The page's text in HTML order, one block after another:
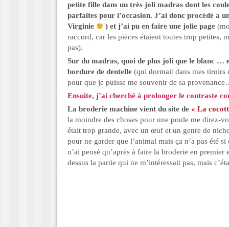
petite fille dans un très joli madras dont les
parfaites pour l’occasion. J’ai donc procédé a
Virginie
) et j’ai pu en faire une jolie page
raccord, car les pièces étaient toutes trop petites,
pas).
Sur du madras, quoi de plus joli que le blanc …
bordure de dentelle (qui dormait dans mes tiroirs
pour que je puisse me souvenir de sa
Ensuite, j’ai cherché à prolonger le contraste
La broderie machine vient du site de « La
la moindre des choses pour une poule me direz-
était trop grande, avec un œuf et un genre de
pour ne garder que l’animal mais ça n’a pas été
n’ai pensé qu’après à faire la broderie en premier
dessus la partie qui ne m’intéressait pas, mais